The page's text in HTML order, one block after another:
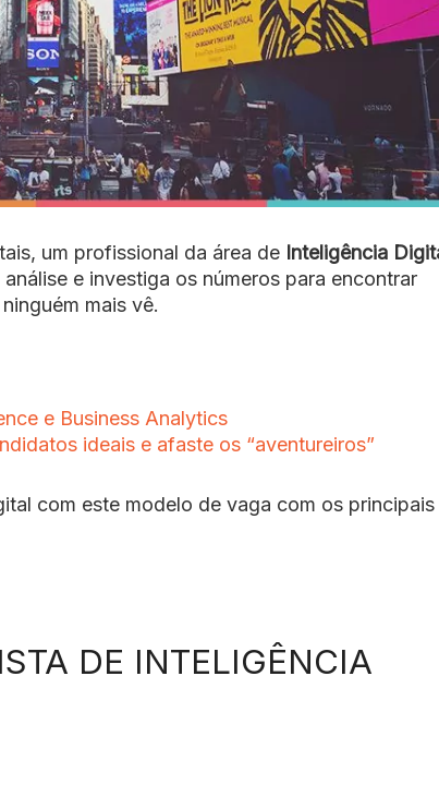
um profissional da área de Inteligência
e investiga os números para encontrar
mais vê.
e Business Analytics
ideais e afaste os “aventureiros”
com este modelo de vaga com os principais
DE INTELIGÊNCIA